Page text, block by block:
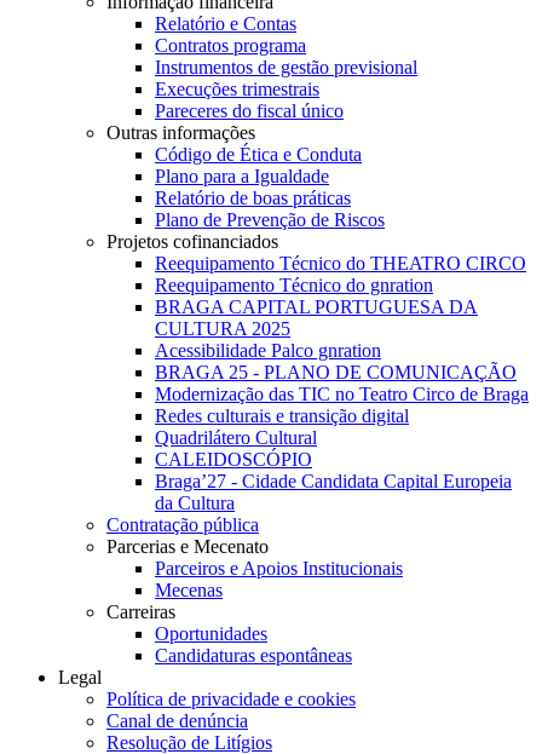
Relatório e Contas
Contratos programa
Instrumentos de gestão previsional
Execuções trimestrais
Pareceres do fiscal único
Outras informações
Código de Ética e Conduta
Plano para a Igualdade
Relatório de boas práticas
Plano de Prevenção de Riscos
Projetos cofinanciados
Reequipamento Técnico do THEATRO CIRCO
Reequipamento Técnico do gnration
BRAGA CAPITAL PORTUGUESA DA
CULTURA 2025
Acessibilidade Palco gnration
BRAGA 25 - PLANO DE COMUNICAÇÃO
Modernização das TIC no Teatro Circo de Braga
Redes culturais e transição digital
Quadrilátero Cultural
CALEIDOSCÓPIO
Braga’27 - Cidade Candidata Capital Europeia
da Cultura
Contratação pública
Parcerias e Mecenato
Parceiros e Apoios Institucionais
Mecenas
Carreiras
Oportunidades
Candidaturas espontâneas
Legal
Política de privacidade e cookies
Canal de denúncia
Resolução de Litígios